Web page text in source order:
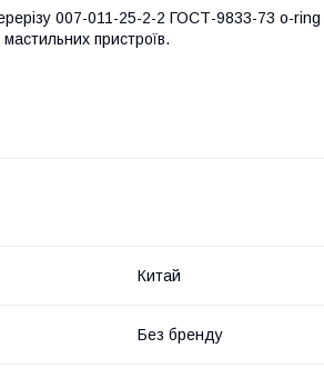
007-011-25-2-2 ГОСТ-9833-73 o-
пристроїв.
Китай
Без бренду